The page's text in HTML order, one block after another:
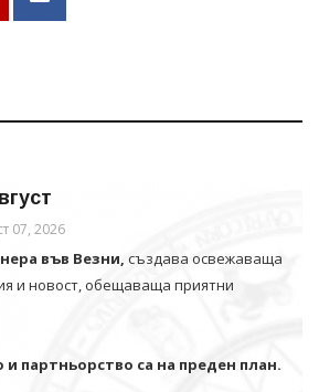
07, 2026
във Везни, създава освежаваща
и новост, обещаваща приятни
партньорство са на преден план.